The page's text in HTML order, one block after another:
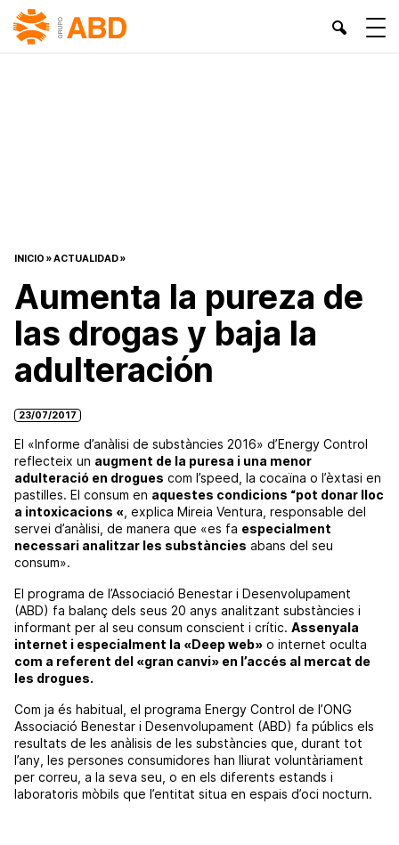
INICIO »ACTUALIDAD»
Aumenta la pureza de
las drogas y baja la
adulteración
23/07/2017
El «Informe d’anàlisi de substàncies 2016» d’Energy Control
reflecteix un augment de la puresa i una menor
adulteració en drogues com l’speed, la cocaïna o l’èxtasi en
pastilles. El consum en aquestes condicions “pot donar lloc
a intoxicacions « , explica Mireia Ventura, responsable del
servei d’anàlisi, de manera que «es fa especialment
necessari analitzar les substàncies abans del seu
consum».
El programa de l’Associació Benestar i Desenvolupament
(ABD) fa balanç dels seus 20 anys analitzant substàncies i
informant per al seu consum conscient i crític. Assenyala
internet i especialment la «Deep web» o internet oculta
com a referent del «gran canvi» en l’accés al mercat de
les drogues.
Com ja és habitual, el programa Energy Control de l’ONG
Associació Benestar i Desenvolupament (ABD) fa públics els
resultats de les anàlisis de les substàncies que, durant tot
l’any, les persones consumidores han lliurat voluntàriament
per correu, a la seva seu, o en els diferents estands i
laboratoris mòbils que l’entitat situa en espais d’oci nocturn.